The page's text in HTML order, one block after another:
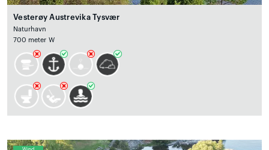
Vesterøy Austrevika Tysvær
Naturhavn
700 meter W